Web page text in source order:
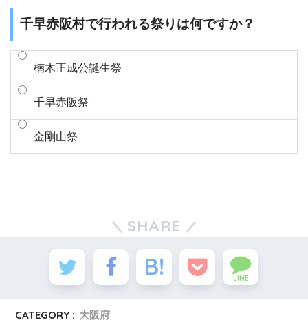
千早赤阪村で行われる祭りは何ですか？
楠木正成公誕生祭
千早赤阪祭
金剛山祭
SHARE
LINE
CATEGORY : 大阪府